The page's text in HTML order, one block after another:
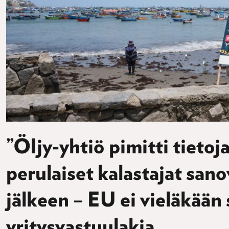
”Öljy-yhtiö pimitti
perulaiset kalastajat
jälkeen – EU ei vieläkään